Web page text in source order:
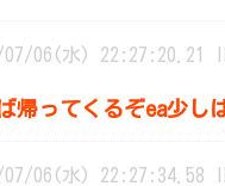
07/06(水) 22:27:20.21
帰ってくるぞea少し
07/06(水) 22:27:34.58